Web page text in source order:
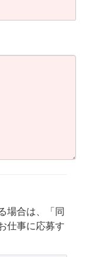
場合は、「同
仕事に応募す